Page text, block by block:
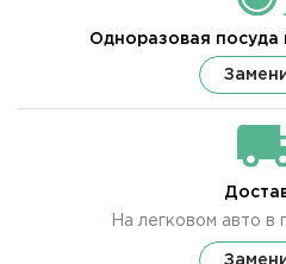
Одноразовая посуда
На легковом авто в